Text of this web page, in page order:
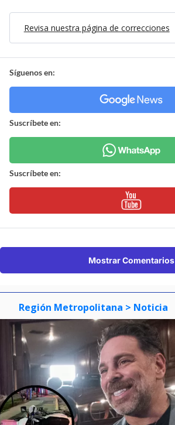
Revisa nuestra página de correcciones
Síguenos en:
Suscríbete en:
Suscríbete en:
Mostrar Comentarios
Región Metropolitana > Noticia